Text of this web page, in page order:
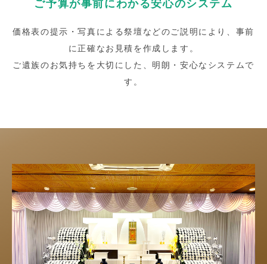
ご予算が事前にわかる安心のシステム
価格表の提示・写真による祭壇などのご説明により、事前
に正確なお見積を作成します。
ご遺族のお気持ちを大切にした、明朗・安心なシステムで
す。